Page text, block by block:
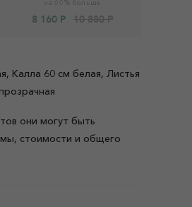
8 160 Р 10 880 Р
Калла 60 см белая, Листья
они могут быть
стоимости и общего